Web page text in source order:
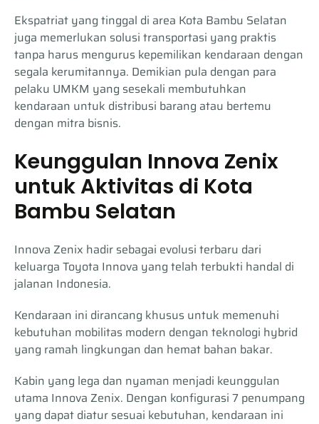
Ekspatriat yang tinggal di area Kota Bambu Selatan
juga memerlukan solusi transportasi yang praktis
tanpa harus mengurus kepemilikan kendaraan dengan
segala kerumitannya. Demikian pula dengan para
pelaku UMKM yang sesekali membutuhkan
kendaraan untuk distribusi barang atau bertemu
dengan mitra bisnis.
Keunggulan Innova Zenix
untuk Aktivitas di Kota
Bambu Selatan
Innova Zenix hadir sebagai evolusi terbaru dari
keluarga Toyota Innova yang telah terbukti handal di
jalanan Indonesia.
Kendaraan ini dirancang khusus untuk memenuhi
kebutuhan mobilitas modern dengan teknologi hybrid
yang ramah lingkungan dan hemat bahan bakar.
Kabin yang lega dan nyaman menjadi keunggulan
utama Innova Zenix. Dengan konfigurasi 7 penumpang
yang dapat diatur sesuai kebutuhan, kendaraan ini